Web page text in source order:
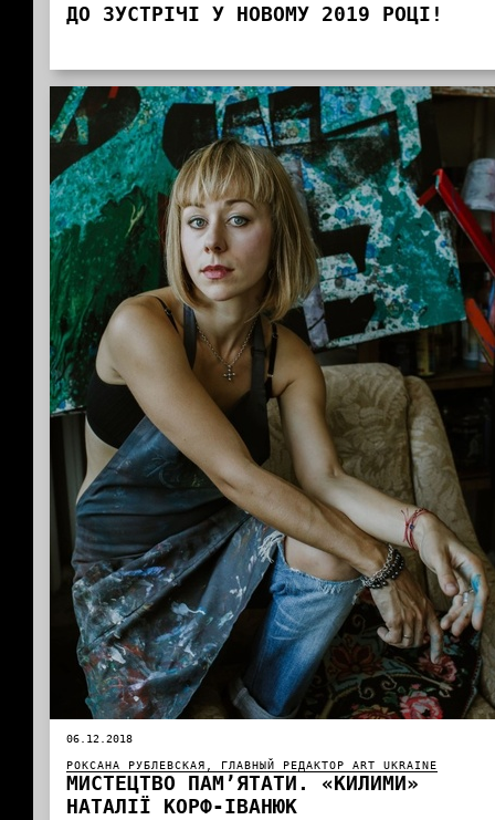
ДО ЗУСТРІЧІ У НОВОМУ 2019 РОЦІ!
06.12.2018
РОКСАНА РУБЛЕВСКАЯ, ГЛАВНЫЙ РЕДАКТОР ART UKRAINE
МИСТЕЦТВО ПАМ’ЯТАТИ. «КИЛИМИ»
НАТАЛІЇ КОРФ-ІВАНЮК